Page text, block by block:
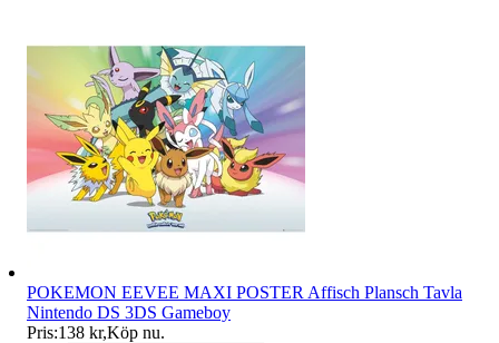
POKEMON EEVEE MAXI POSTER Affisch Plansch Tavla
Nintendo DS 3DS Gameboy
Pris:138 kr,Köp nu.